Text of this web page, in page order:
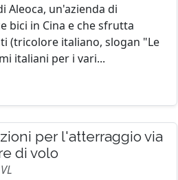
Aleoca, un'azienda di
bici in Cina e che sfrutta
(tricolore italiano, slogan "Le
italiani per i vari...
per l'atterraggio via
di volo